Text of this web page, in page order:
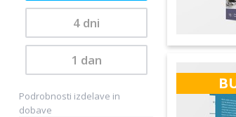
4 dni
1 dan
Podrobnosti izdelave in
dobave